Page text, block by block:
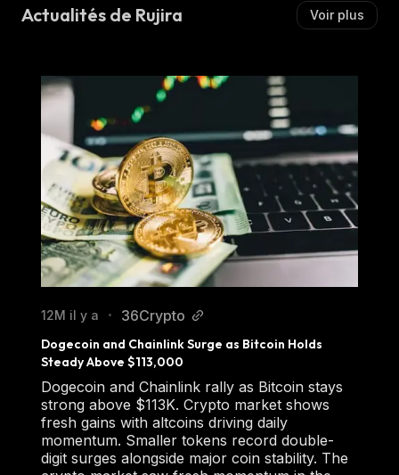
Actualités de Rujira Voir plus
12M il y a • 36Crypto
Dogecoin and Chainlink Surge as Bitcoin Holds
Steady Above $113,000
Dogecoin and Chainlink rally as Bitcoin stays
strong above $113K. Crypto market shows
fresh gains with altcoins driving daily
momentum. Smaller tokens record double-
digit surges alongside major coin stability. The